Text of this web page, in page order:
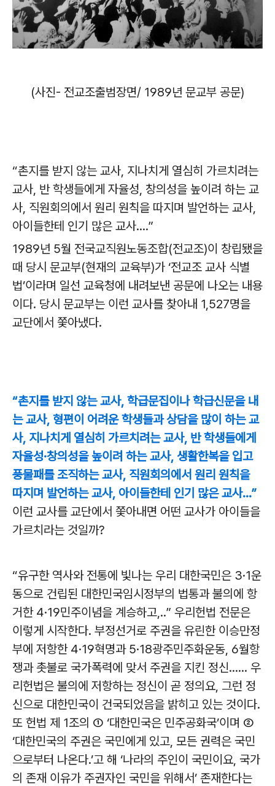
(사진- 전교조출범장면/ 1989년 문교부 공문)
“촌지를 받지 않는 교사, 지나치게 열심히 가르치려는
교사, 반 학생들에게 자율성, 창의성을 높이려 하는 교
사, 직원회의에서 원리 원칙을 따지며 발언하는 교사,
아이들한테 인기 많은 교사….”
1989년 5월 전국교직원노동조합(전교조)이 창립됐을
때 당시 문교부(현재의 교육부)가 ‘전교조 교사 식별
법’이라며 일선 교육청에 내려보낸 공문에 나오는 내용
이다. 당시 문교부는 이런 교사를 찾아내 1,527명을
교단에서 쫓아냈다.
“촌지를 받지 않는 교사, 학급문집이나 학급신문을 내
는 교사, 형편이 어려운 학생들과 상담을 많이 하는 교
사, 지나치게 열심히 가르치려는 교사, 반 학생들에게
자율성·창의성을 높이려 하는 교사, 생활한복을 입고
풍물패를 조직하는 교사, 직원회의에서 원리 원칙을
따지며 발언하는 교사, 아이들한테 인기 많은 교사…”
이런 교사를 교단에서 쫓아내면 어떤 교사가 아이들을
가르치라는 것일까?
“유구한 역사와 전통에 빛나는 우리 대한국민은 3·1운
동으로 건립된 대한민국임시정부의 법통과 불의에 항
거한 4·19민주이념을 계승하고,..” 우리헌법 전문은
이렇게 시작한다. 부정선거로 주권을 유린한 이승만정
부에 저항한 4·19혁명과 5·18광주민주화운동, 6월항
쟁과 촛불로 국가폭력에 맞서 주권을 지킨 정신...... 우
리헌법은 불의에 저항하는 정신이 곧 정의요, 그런 정
신으로 대한민국이 건국되었음을 밝히고 있는 것이다.
또 헌법 제 1조의 ① ‘대한민국은 민주공화국’이며 ②
‘대한민국의 주권은 국민에게 있고, 모든 권력은 국민
으로부터 나온다.’고 해 ‘나라의 주인이 국민이요, 국가
의 존재 이유가 주권자인 국민을 위해서’ 존재한다는